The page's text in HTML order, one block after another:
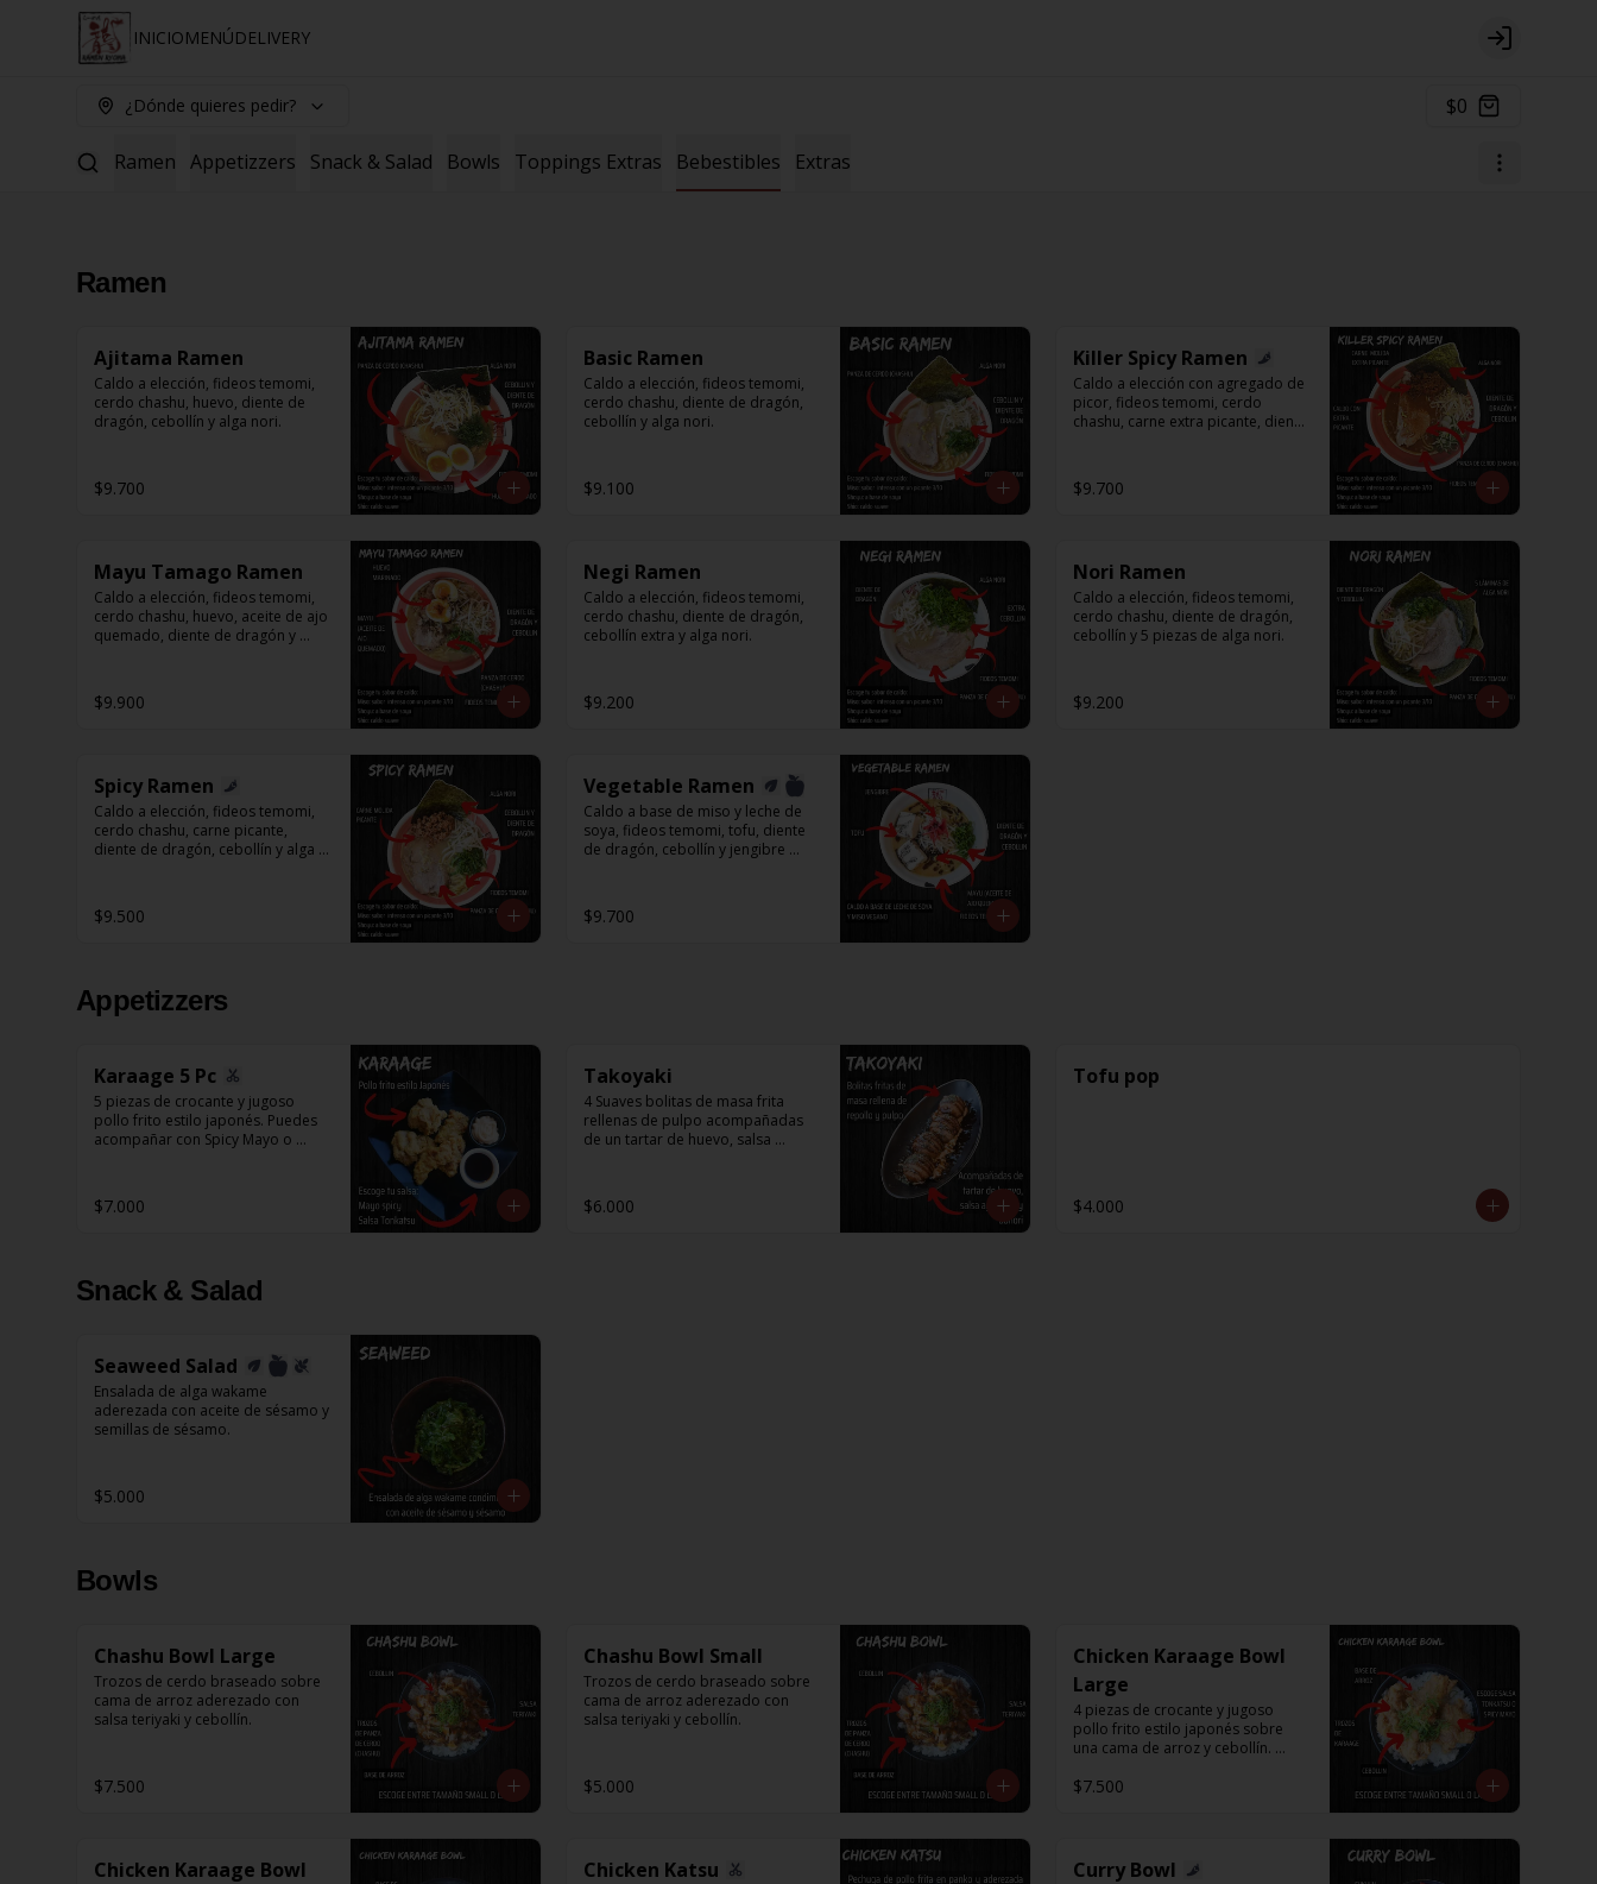
INICIOMENÚDELIVERY Login
¿Dónde quieres pedir? $0
Ramen Appetizzers Snack & Salad Bowls Toppings Extras Bebestibles Extras
Ramen
Ajitama Ramen
Caldo a elección, fideos temomi,
cerdo chashu, huevo, diente de
dragón, cebollín y alga nori.
$9.700
Basic Ramen
Caldo a elección, fideos temomi,
cerdo chashu, diente de dragón,
cebollín y alga nori.
$9.100
Killer Spicy Ramen
Caldo a elección con agregado de
picor, fideos temomi, cerdo
chashu, carne extra picante, diente
$9.700
Mayu Tamago Ramen
Caldo a elección, fideos temomi,
cerdo chashu, huevo, aceite de ajo
quemado, diente de dragón y
$9.900
Negi Ramen
Caldo a elección, fideos temomi,
cerdo chashu, diente de dragón,
cebollín extra y alga nori.
$9.200
Nori Ramen
Caldo a elección, fideos temomi,
cerdo chashu, diente de dragón,
cebollín y 5 piezas de alga nori.
$9.200
Spicy Ramen
Caldo a elección, fideos temomi,
cerdo chashu, carne picante,
diente de dragón, cebollín y alga
$9.500
Vegetable Ramen
Caldo a base de miso y leche de
soya, fideos temomi, tofu, diente
de dragón, cebollín y jengibre
$9.700
Appetizzers
Karaage 5 Pc
5 piezas de crocante y jugoso
pollo frito estilo japonés. Puedes
acompañar con Spicy Mayo o
$7.000
Takoyaki
4 Suaves bolitas de masa frita
rellenas de pulpo acompañadas
de un tartar de huevo, salsa
$6.000
Tofu pop
$4.000
Snack & Salad
Seaweed Salad
Ensalada de alga wakame
aderezada con aceite de sésamo y
semillas de sésamo.
$5.000
Bowls
Chashu Bowl Large
Trozos de cerdo braseado sobre
cama de arroz aderezado con
salsa teriyaki y cebollín.
$7.500
Chashu Bowl Small
Trozos de cerdo braseado sobre
cama de arroz aderezado con
salsa teriyaki y cebollín.
$5.000
Chicken Karaage Bowl
Large
4 piezas de crocante y jugoso
pollo frito estilo japonés sobre
una cama de arroz y cebollín.
Mayo o Salsa Tonkatsu.
$7.500
Chicken Karaage Bowl
Chicken Katsu Curry Bowl